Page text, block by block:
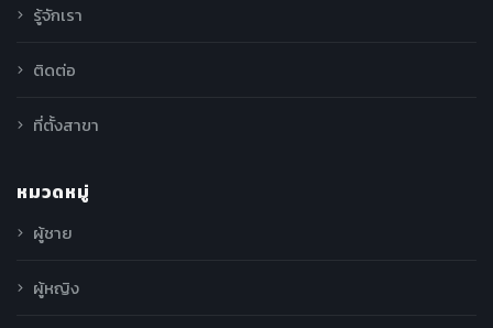
รู้จักเรา
ติดต่อ
ที่ตั้งสาขา
หมวดหมู่
ผู้ชาย
ผู้หญิง